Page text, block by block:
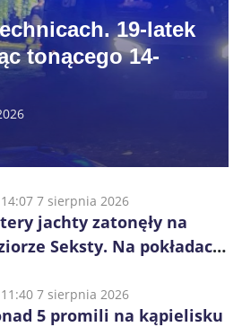
19-latek
tonącego 14-
14:07 7 sierpnia 2026
jachty zatonęły na
Seksty. Na pokładach
11:40 7 sierpnia 2026
5 promili na kąpielisku